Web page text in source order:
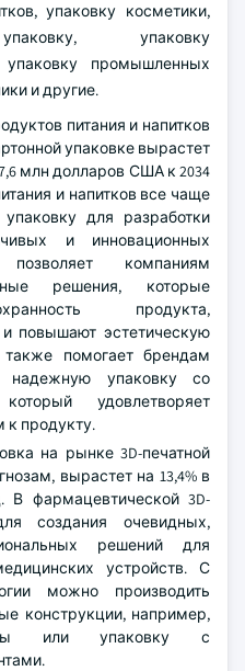
упаковку косметики,
упаковку
упаковку промышленных
и другие.
питания и напитков
упаковке вырастет
млн долларов США к 2034
и напитков все чаще
упаковку для разработки
и инновационных
позволяет компаниям
решения, которые
продукта,
повышают эстетическую
также помогает брендам
надежную упаковку со
удовлетворяет
к продукту.
на рынке 3D-печатной
вырастет на 13,4% в
В фармацевтической 3D-
создания очевидных,
решений для
устройств. С
можно производить
конструкции, например,
или упаковку с